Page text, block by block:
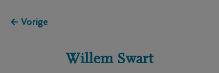
← Vorige
Willem Swart